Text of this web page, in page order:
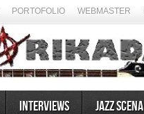
PORTOFOLIO WEBMASTER
Interviews Jazz scena